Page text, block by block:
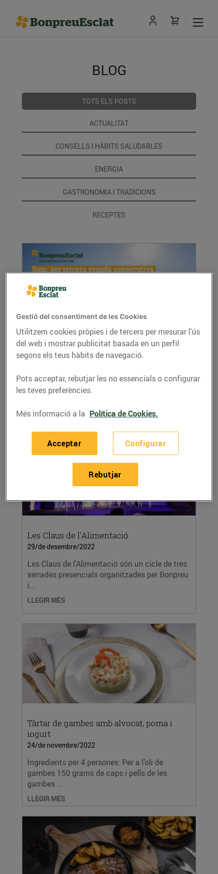
BLOG
TOTS ELS POSTS
ACTUALITAT
CONSELLS I HÀBITS SALUDABLES
ENERGIA
GASTRONOMIA I TRADICIONS
RECEPTES
Som el supermercat online més barat en
l'àmbit estatal, per tercera vegada
02/de gener/2023
Segons l’Observatori Trimestral de la Compra
LLEGIR MÉS
Les Claus de l'Alimentació
29/de desembre/2022
Les Claus de l'Alimentació són un cicle de tres
xerrades presencials organitzades per Bonpreu
i...
LLEGIR MÉS
Tàrtar de gambes amb alvocat, poma i
iogurt
24/de novembre/2022
Ingredients per 4 persones: Per a l’oli de
gambes 150 grams de caps i pells de les
gambes ...
LLEGIR MÉS
Gestió del consentiment de les Cookies
Utilitzem cookies pròpies i de tercers per mesurar l’ús
del web i mostrar publicitat basada en un perfil
segons els teus hàbits de navegació.
Pots acceptar, rebutjar les no essencials o configurar
les teves preferències.
Més informació a la Política de Cookies.
Configurar
Rebutjar
Acceptar